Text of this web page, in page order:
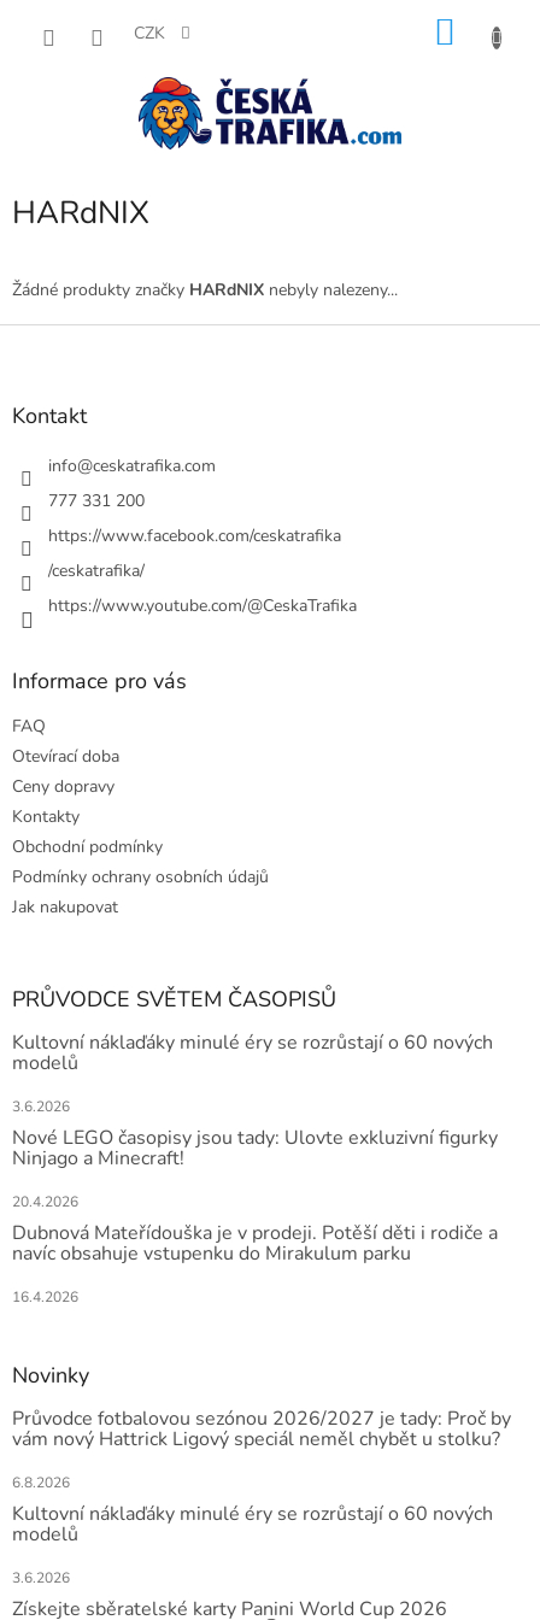
CZK
HARdNIX
Žádné produkty značky HARdNIX nebyly nalezeny...
Z
Kontakt
info@ceskatrafika.com
777 331 200
https://www.facebook.com/ceskatrafika
/ceskatrafika/
https://www.youtube.com/@CeskaTrafika
Informace pro vás
FAQ
Otevírací doba
Ceny dopravy
Kontakty
Obchodní podmínky
Podmínky ochrany osobních údajů
Jak nakupovat
PRŮVODCE SVĚTEM ČASOPISŮ
Kultovní náklaďáky minulé éry se rozrůstají o 60 nových
modelů
3.6.2026
Nové LEGO časopisy jsou tady: Ulovte exkluzivní figurky
Ninjago a Minecraft!
20.4.2026
Dubnová Mateřídouška je v prodeji. Potěší děti i rodiče a
navíc obsahuje vstupenku do Mirakulum parku
16.4.2026
Novinky
Průvodce fotbalovou sezónou 2026/2027 je tady: Proč by
vám nový Hattrick Ligový speciál neměl chybět u stolku?
6.8.2026
Kultovní náklaďáky minulé éry se rozrůstají o 60 nových
modelů
3.6.2026
Získejte sběratelské karty Panini World Cup 2026